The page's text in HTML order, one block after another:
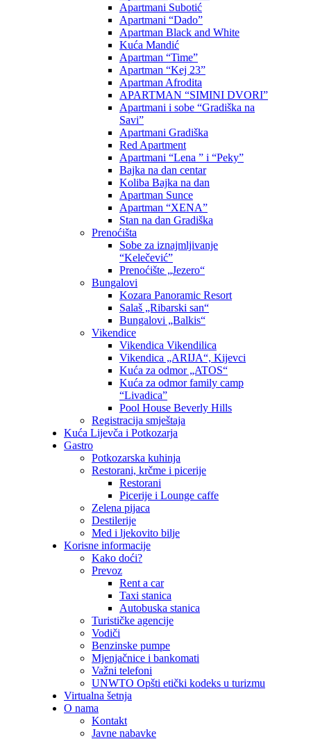
Apartmani Subotić
Apartmani “Dado”
Apartman Black and White
Kuća Mandić
Apartman “Time”
Apartman “Kej 23”
Apartman Afrodita
APARTMAN “SIMINI DVORI”
Apartmani i sobe “Gradiška na
Savi”
Apartmani Gradiška
Red Apartment
Apartmani “Lena ” i “Peky”
Bajka na dan centar
Koliba Bajka na dan
Apartman Sunce
Apartman “XENA”
Stan na dan Gradiška
Prenoćišta
Sobe za iznajmljivanje
“Kelečević”
Prenoćište „Jezero“
Bungalovi
Kozara Panoramic Resort
Salaš „Ribarski san“
Bungalovi „Balkis“
Vikendice
Vikendica Vikendilica
Vikendica „ARIJA“, Kijevci
Kuća za odmor „ATOS“
Kuća za odmor family camp
“Livadica”
Pool House Beverly Hills
Registracija smještaja
Kuća Lijevča i Potkozarja
Gastro
Potkozarska kuhinja
Restorani, krčme i picerije
Restorani
Picerije i Lounge caffe
Zelena pijaca
Destilerije
Med i ljekovito bilje
Korisne informacije
Kako doći?
Prevoz
Rent a car
Taxi stanica
Autobuska stanica
Turističke agencije
Vodiči
Benzinske pumpe
Mjenjačnice i bankomati
Važni telefoni
UNWTO Opšti etički kodeks u turizmu
Virtualna šetnja
O nama
Kontakt
Javne nabavke